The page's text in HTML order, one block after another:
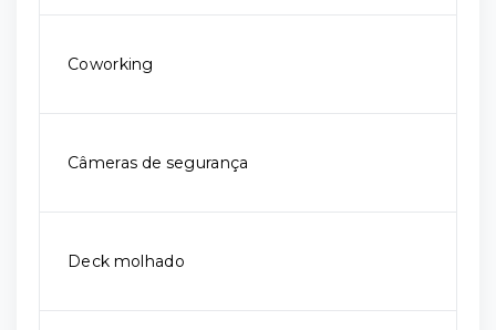
Coworking
Câmeras de segurança
Deck molhado